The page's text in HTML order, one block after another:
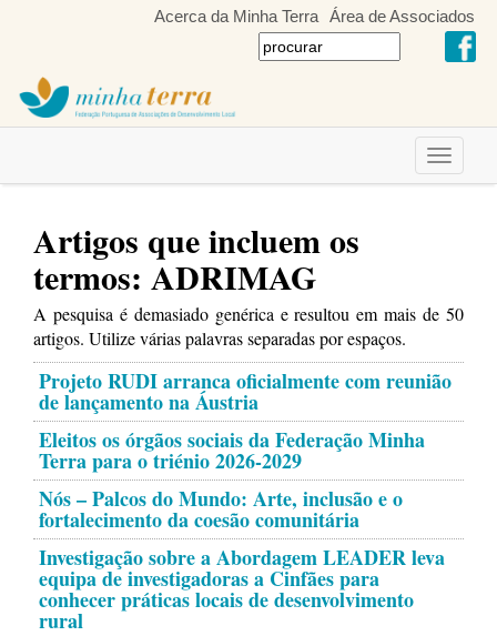
Acerca da Minha Terra Área de Associados
Toggle
Artigos que incluem os
termos: ADRIMAG
A pesquisa é demasiado genérica e resultou em mais de 50
artigos. Utilize várias palavras separadas por espaços.
Projeto RUDI arranca oficialmente com reunião
de lançamento na Áustria
Eleitos os órgãos sociais da Federação Minha
Terra para o triénio 2026-2029
Nós – Palcos do Mundo: Arte, inclusão e o
fortalecimento da coesão comunitária
Investigação sobre a Abordagem LEADER leva
equipa de investigadoras a Cinfães para
conhecer práticas locais de desenvolvimento
rural